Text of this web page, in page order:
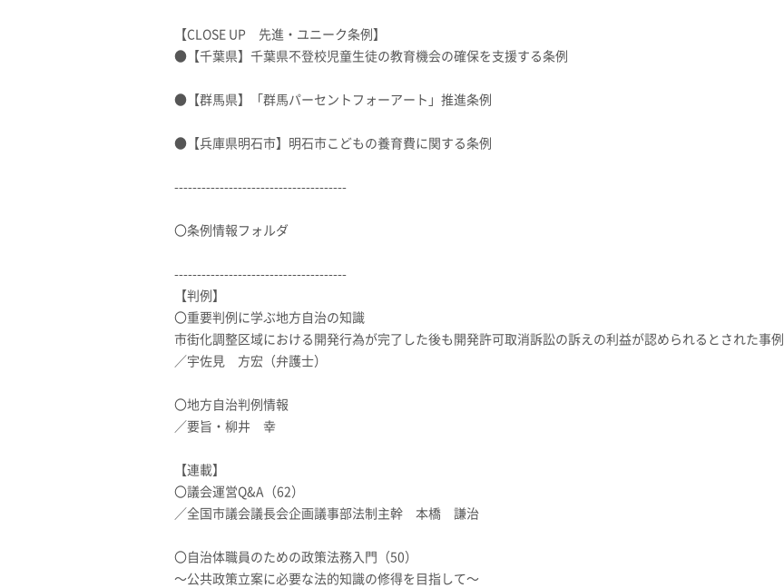
【CLOSE UP 先進・ユニーク条例】
●【千葉県】千葉県不登校児童生徒の教育機会の確保を支援する条例
●【群馬県】「群馬パーセントフォーアート」推進条例
●【兵庫県明石市】明石市こどもの養育費に関する条例
--------------------------------------
〇条例情報フォルダ
--------------------------------------
【判例】
〇重要判例に学ぶ地方自治の知識
市街化調整区域における開発行為が完了した後も開発許可取消訴訟の訴えの利益が認められるとされた事例
／宇佐見 方宏（弁護士）
〇地方自治判例情報
／要旨・柳井 幸
【連載】
〇議会運営Q&A（62）
／全国市議会議長会企画議事部法制主幹 本橋 謙治
〇自治体職員のための政策法務入門（50）
〜公共政策立案に必要な法的知識の修得を目指して〜